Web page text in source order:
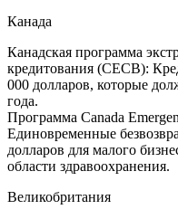
Канада
Канадская программа
кредитования (CECB):
000 долларов, которые
года.
Программа Canada
Единовременные
долларов для малого
области здравоохранения.
Великобритания